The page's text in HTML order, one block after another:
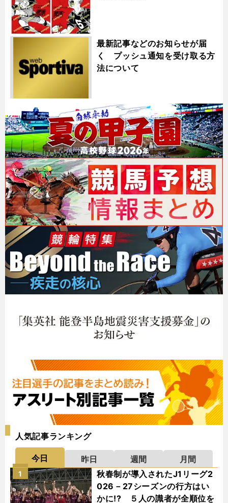
最新記事などのお知らせが届
く プッシュ通知を受け取る方
法について
人気記事ランキング
今日 昨日 週間
月間
秋春制が導入されたJ1リーグ2
026－27シーズンの行方はい
かに!? ５人の識者が全順位を
1